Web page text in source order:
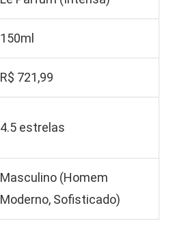
150ml
R$ 721,99
4.5 estrelas
Masculino (Homem
Moderno, Sofisticado)